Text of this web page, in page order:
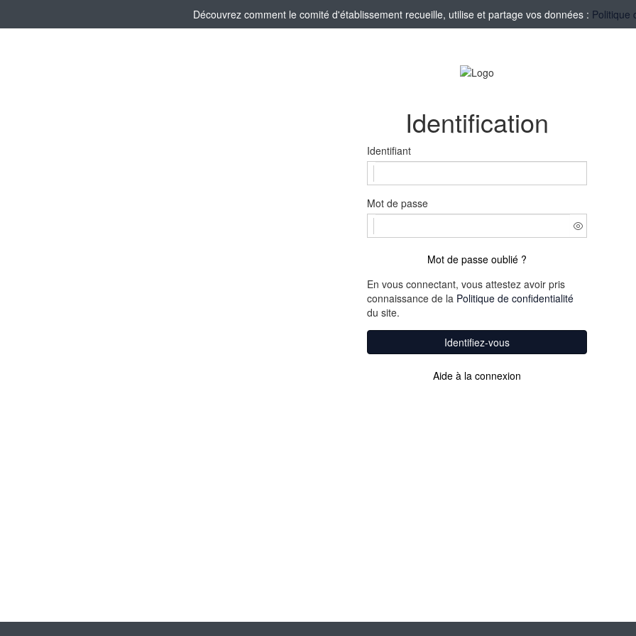
Découvrez comment le comité d'établissement recueille, utilise et partage vos données : Politique
Identification
Identifiant
Mot de passe
Mot de passe oublié ?
En vous connectant, vous attestez avoir pris
connaissance de la Politique de confidentialité
du site.
Identifiez-vous
Aide à la connexion